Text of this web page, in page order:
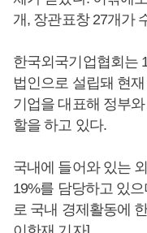
개, 장관표창 27개가
한국외국기업협회는
법인으로 설립돼 현
기업을 대표해 정부
할을 하고 있다.
국내에 들어와 있는
19%를 담당하고 있
로 국내 경제활동에